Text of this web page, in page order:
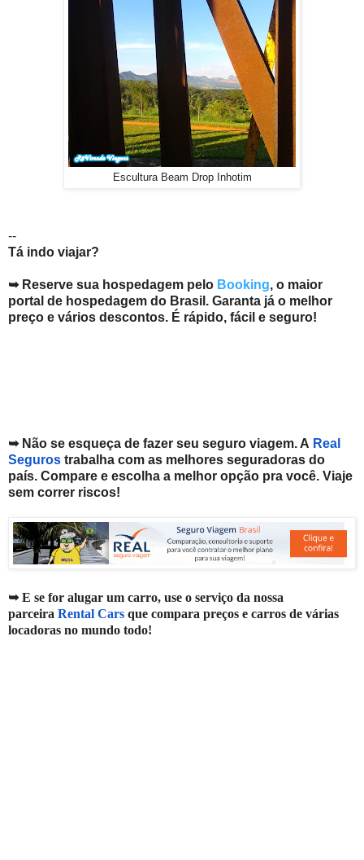
Escultura Beam Drop Inhotim
--
Tá indo viajar?
➥ Reserve sua hospedagem pelo Booking, o maior
portal de hospedagem do Brasil. Garanta já o melhor
preço e vários descontos. É rápido, fácil e seguro!
➥ Não se esqueça de fazer seu seguro viagem. A Real
Seguros trabalha com as melhores seguradoras do
país. Compare e escolha a melhor opção pra você. Viaje
sem correr riscos!
➥ E se for alugar um carro, use o serviço da nossa
parceira Rental Cars que compara preços e carros de várias
locadoras no mundo todo!